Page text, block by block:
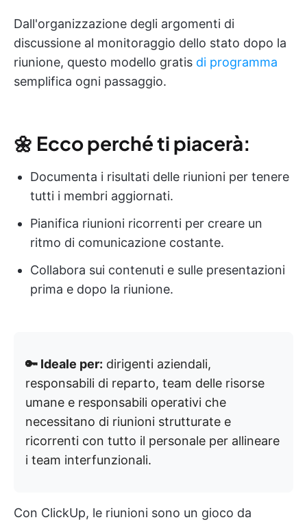
Dall'organizzazione degli argomenti di
discussione al monitoraggio dello stato dopo la
riunione, questo modello gratis di programma
semplifica ogni passaggio.
🌼 Ecco perché ti piacerà:
Documenta i risultati delle riunioni per tenere
tutti i membri aggiornati.
Pianifica riunioni ricorrenti per creare un
ritmo di comunicazione costante.
Collabora sui contenuti e sulle presentazioni
prima e dopo la riunione.
🔑 Ideale per: dirigenti aziendali,
responsabili di reparto, team delle risorse
umane e responsabili operativi che
necessitano di riunioni strutturate e
ricorrenti con tutto il personale per allineare
i team interfunzionali.
Con ClickUp, le riunioni sono un gioco da